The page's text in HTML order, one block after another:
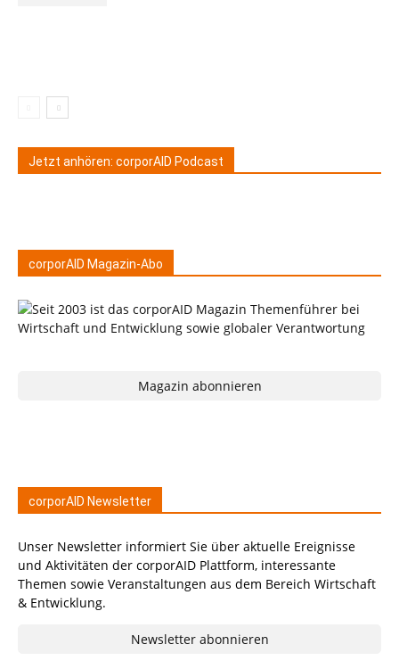
Jetzt anhören: corporAID Podcast
corporAID Magazin-Abo
Magazin abonnieren
corporAID Newsletter
Unser Newsletter informiert Sie über aktuelle Ereignisse
und Aktivitäten der corporAID Plattform, interessante
Themen sowie Veranstaltungen aus dem Bereich Wirtschaft
& Entwicklung.
Newsletter abonnieren